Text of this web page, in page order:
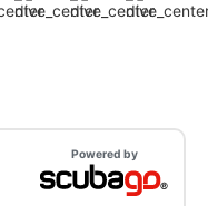
Powered by